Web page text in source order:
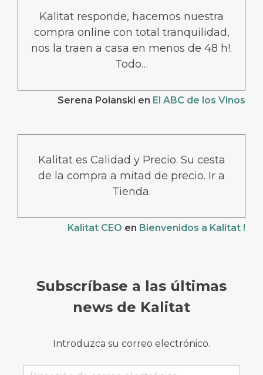
Kalitat responde, hacemos nuestra
compra online con total tranquilidad,
nos la traen a casa en menos de 48 h!.
Todo…
Serena Polanski en El ABC de los Vinos
Kalitat es Calidad y Precio. Su cesta
de la compra a mitad de precio. Ir a
Tienda.
Kalitat CEO en Bienvenidos a Kalitat !
Subscríbase a las últimas
news de Kalitat
Introduzca su correo electrónico.
Dirección